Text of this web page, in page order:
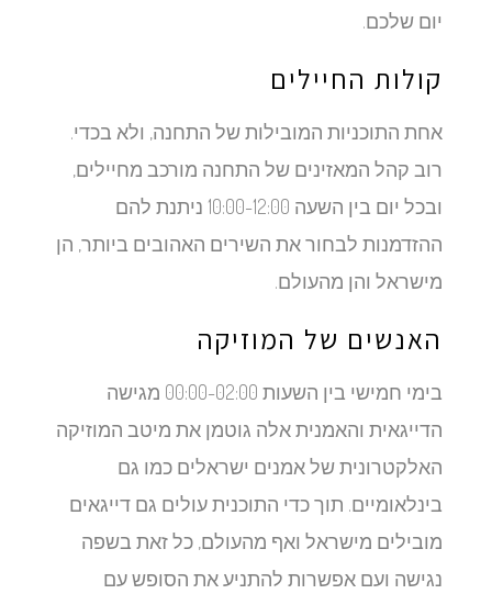
יום שלכם.
קולות החיילים
אחת התוכניות המובילות של התחנה, ולא בכדי.
רוב קהל המאזינים של התחנה מורכב מחיילים,
ובכל יום בין השעה 10:00-12:00 ניתנת להם
ההזדמנות לבחור את השירים האהובים ביותר, הן
מישראל והן מהעולם.
האנשים של המוזיקה
בימי חמישי בין השעות 00:00-02:00 מגישה
הדייגאית והאמנית אלה גוטמן את מיטב המוזיקה
האלקטרונית של אמנים ישראלים כמו גם
בינלאומיים. תוך כדי התוכנית עולים גם דייגאים
מובילים מישראל ואף מהעולם, כל זאת בשפה
נגישה ועם אפשרות להתניע את הסופש עם